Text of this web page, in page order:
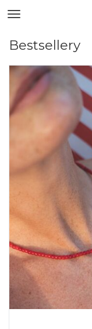
Bestsellery